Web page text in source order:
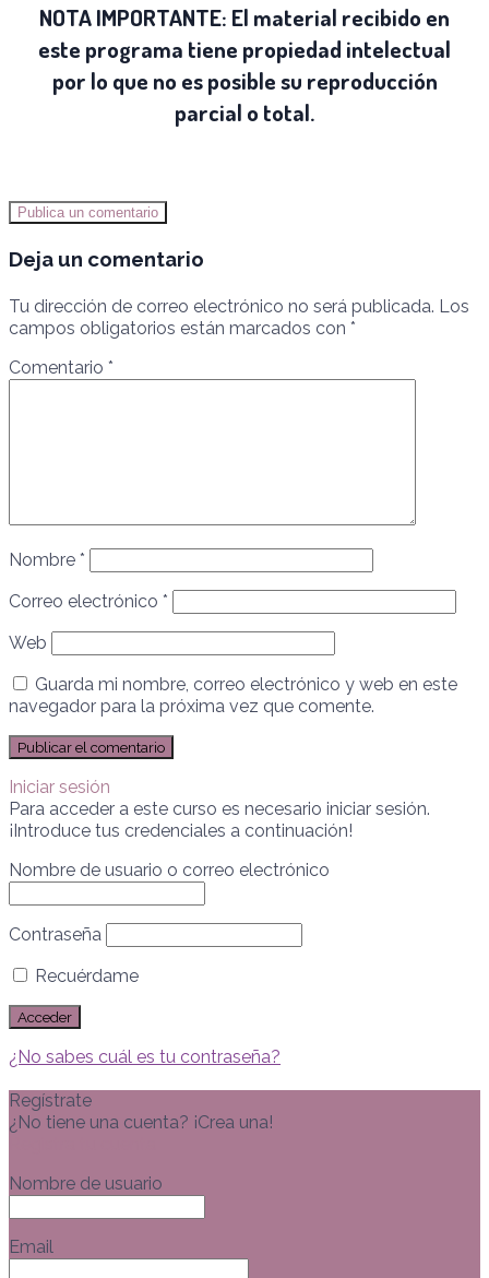
NOTA IMPORTANTE: El material recibido en
este programa tiene propiedad intelectual
por lo que no es posible su reproducción
parcial o total.
Publica un comentario
Deja un comentario
Tu dirección de correo electrónico no será publicada. Los
campos obligatorios están marcados con *
Comentario *
Nombre *
Correo electrónico *
Web
Guarda mi nombre, correo electrónico y web en este
navegador para la próxima vez que comente.
Iniciar sesión
Para acceder a este curso es necesario iniciar sesión.
¡Introduce tus credenciales a continuación!
Nombre de usuario o correo electrónico
Contraseña
Recuérdame
¿No sabes cuál es tu contraseña?
Regístrate
¿No tiene una cuenta? ¡Crea una!
Nombre de usuario
Email